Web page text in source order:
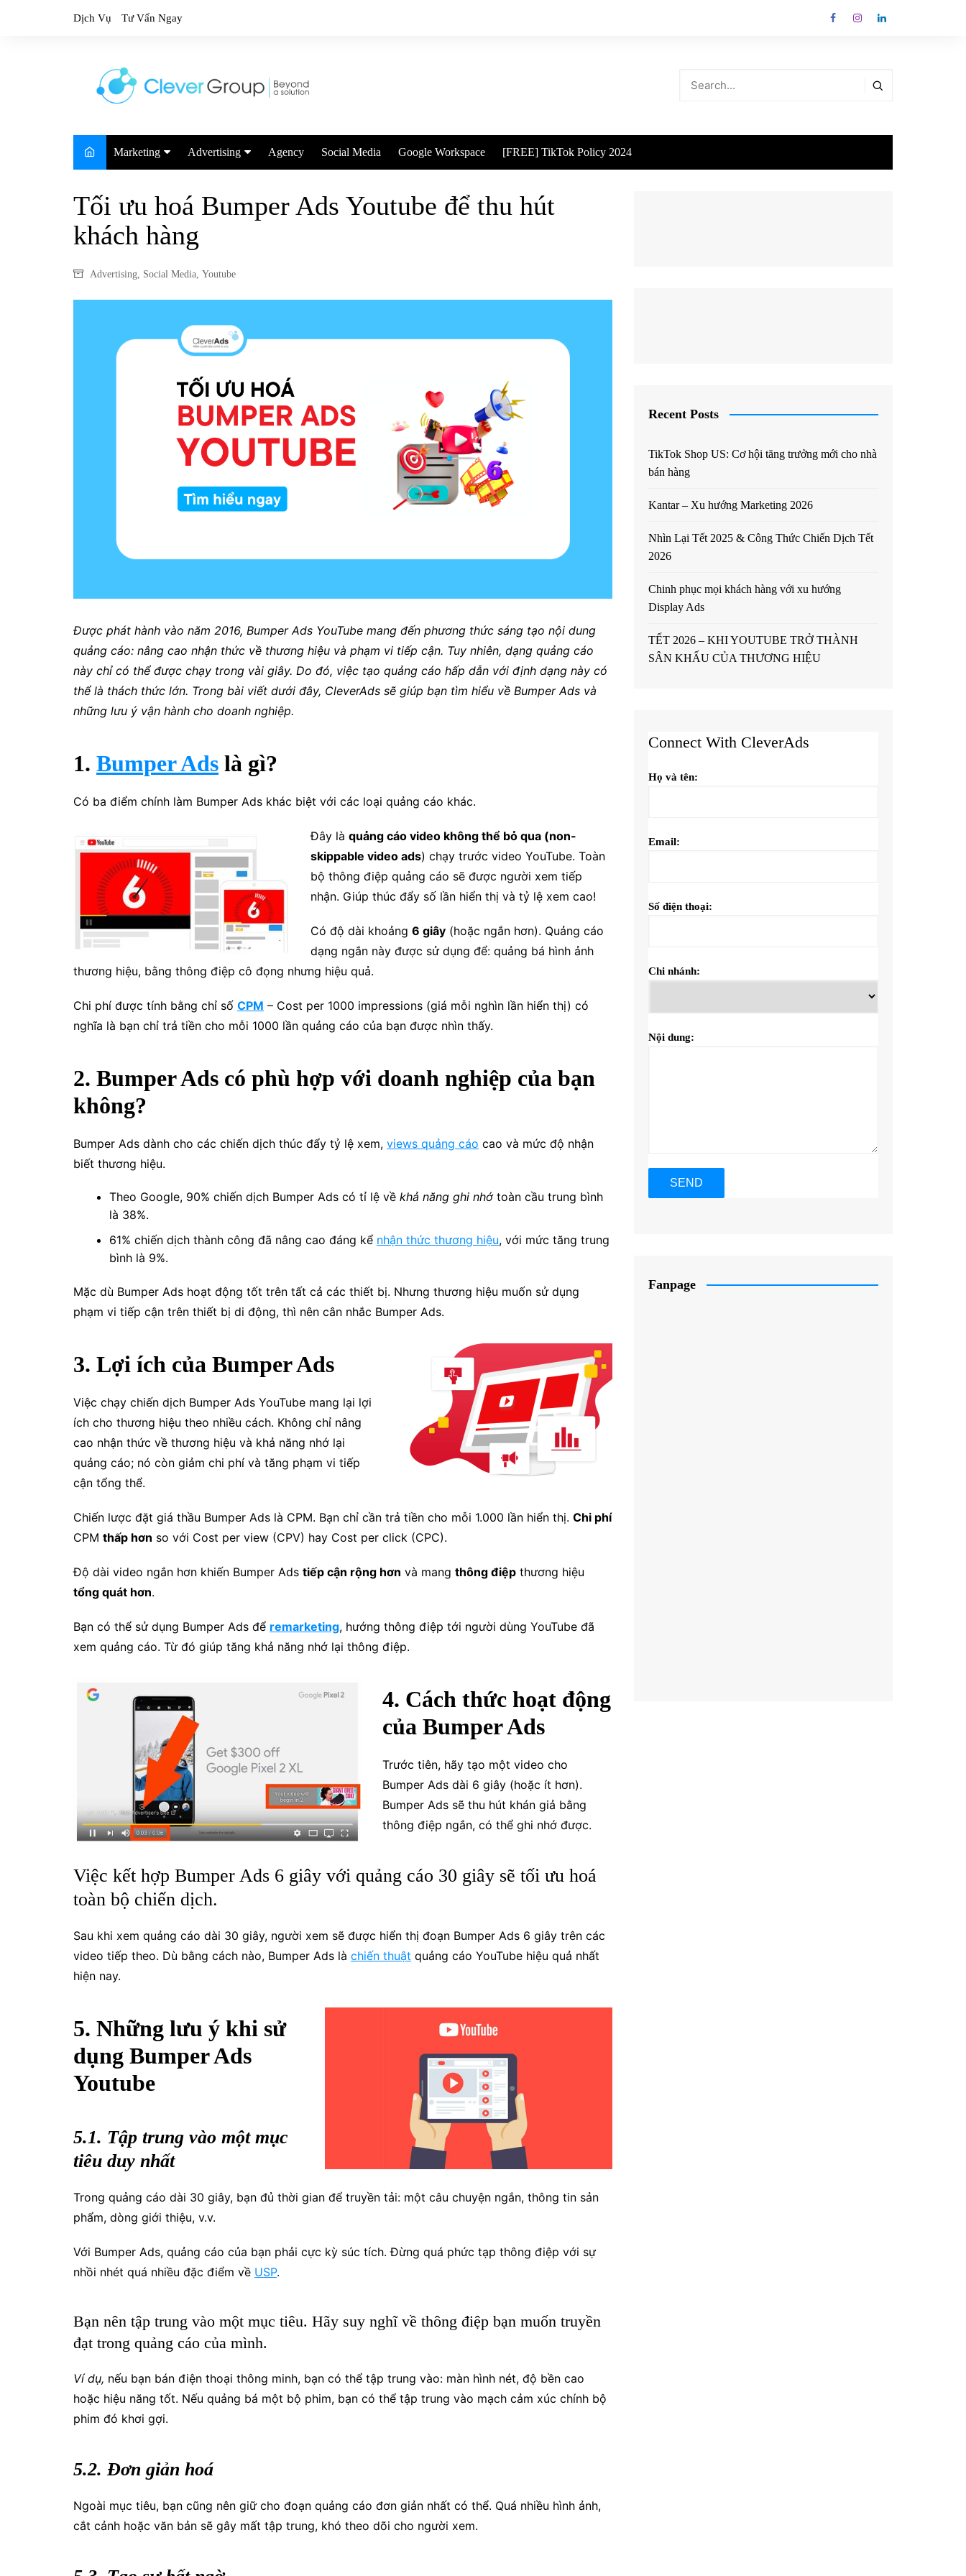
Dịch Vụ Tư Vấn Ngay
Marketing
Marketing Report
Advertising
TikTok
Facebook
Youtube
Agency Social Media Google Workspace [FREE] TikTok Policy 2024
Tối ưu hoá Bumper Ads Youtube để thu hút
khách hàng
Advertising Social Media Youtube
Được phát hành vào năm 2016, Bumper Ads YouTube mang đến phương thức sáng tạo nội dung
quảng cáo: nâng cao nhận thức về thương hiệu và phạm vi tiếp cận. Tuy nhiên, dạng quảng cáo
này chỉ có thể được chạy trong vài giây. Do đó, việc tạo quảng cáo hấp dẫn với định dạng này có
thể là thách thức lớn. Trong bài viết dưới đây, CleverAds sẽ giúp bạn tìm hiểu về Bumper Ads và
những lưu ý vận hành cho doanh nghiệp.
1. Bumper Ads là gì?
Có ba điểm chính làm Bumper Ads khác biệt với các loại quảng cáo khác.
Đây là quảng cáo video không thể bỏ qua (non-
skippable video ads) chạy trước video YouTube. Toàn
bộ thông điệp quảng cáo sẽ được người xem tiếp
nhận. Giúp thúc đẩy số lần hiển thị và tỷ lệ xem cao!
Có độ dài khoảng 6 giây (hoặc ngắn hơn). Quảng cáo
dạng ngắn này được sử dụng để: quảng bá hình ảnh
thương hiệu, bằng thông điệp cô đọng nhưng hiệu quả.
Chi phí được tính bằng chỉ số CPM – Cost per 1000 impressions (giá mỗi nghìn lần hiển thị) có
nghĩa là bạn chỉ trả tiền cho mỗi 1000 lần quảng cáo của bạn được nhìn thấy.
2. Bumper Ads có phù hợp với doanh nghiệp của bạn
không?
Bumper Ads dành cho các chiến dịch thúc đẩy tỷ lệ xem, views quảng cáo cao và mức độ nhận
biết thương hiệu.
Theo Google, 90% chiến dịch Bumper Ads có tỉ lệ về khả năng ghi nhớtoàn cầu trung bình
là 38%.
61% chiến dịch thành công đã nâng cao đáng kể nhận thức thương hiệu, với mức tăng trung
bình là 9%.
Mặc dù Bumper Ads hoạt động tốt trên tất cả các thiết bị. Nhưng thương hiệu muốn sử dụng
phạm vi tiếp cận trên thiết bị di động, thì nên cân nhắc Bumper Ads.
3. Lợi ích của Bumper Ads
Việc chạy chiến dịch Bumper Ads YouTube mang lại lợi
ích cho thương hiệu theo nhiều cách. Không chỉ nâng
cao nhận thức về thương hiệu và khả năng nhớ lại
quảng cáo; nó còn giảm chi phí và tăng phạm vi tiếp
cận tổng thể.
Chiến lược đặt giá thầu Bumper Ads là CPM. Bạn chỉ cần trả tiền cho mỗi 1.000 lần hiển thị. Chi phí
CPM thấp hơn so với Cost per view (CPV) hay Cost per click (CPC).
Độ dài video ngắn hơn khiến Bumper Ads tiếp cận rộng hơn và mang thông điệp thương hiệu
tổng quát hơn.
Bạn có thể sử dụng Bumper Ads để remarketing, hướng thông điệp tới người dùng YouTube đã
xem quảng cáo. Từ đó giúp tăng khả năng nhớ lại thông điệp.
4. Cách thức hoạt động
của Bumper Ads
Trước tiên, hãy tạo một video cho
Bumper Ads dài 6 giây (hoặc ít hơn).
Bumper Ads sẽ thu hút khán giả bằng
thông điệp ngắn, có thể ghi nhớ được.
Việc kết hợp Bumper Ads 6 giây với quảng cáo 30 giây sẽ tối ưu hoá
toàn bộ chiến dịch.
Sau khi xem quảng cáo dài 30 giây, người xem sẽ được hiển thị đoạn Bumper Ads 6 giây trên các
video tiếp theo. Dù bằng cách nào, Bumper Ads là chiến thuật quảng cáo YouTube hiệu quả nhất
hiện nay.
5. Những lưu ý khi sử
dụng Bumper Ads
Youtube
5.1. Tập trung vào một mục
tiêu duy nhất
Trong quảng cáo dài 30 giây, bạn đủ thời gian để truyền tải: một câu chuyện ngắn, thông tin sản
phẩm, dòng giới thiệu, v.v.
Với Bumper Ads, quảng cáo của bạn phải cực kỳ súc tích. Đừng quá phức tạp thông điệp với sự
nhồi nhét quá nhiều đặc điểm về USP.
Bạn nên tập trung vào một mục tiêu. Hãy suy nghĩ về thông điệp bạn muốn truyền
đạt trong quảng cáo của mình.
Ví dụ, nếu bạn bán điện thoại thông minh, bạn có thể tập trung vào: màn hình nét, độ bền cao
hoặc hiệu năng tốt. Nếu quảng bá một bộ phim, bạn có thể tập trung vào mạch cảm xúc chính bộ
phim đó khơi gợi.
5.2. Đơn giản hoá
Ngoài mục tiêu, bạn cũng nên giữ cho đoạn quảng cáo đơn giản nhất có thể. Quá nhiều hình ảnh,
cắt cảnh hoặc văn bản sẽ gây mất tập trung, khó theo dõi cho người xem.
Recent Posts
TikTok Shop US: Cơ hội tăng trưởng mới cho nhà
bán hàng
Kantar – Xu hướng Marketing 2026
Nhìn Lại Tết 2025 & Công Thức Chiến Dịch Tết
2026
Chinh phục mọi khách hàng với xu hướng
Display Ads
TẾT 2026 – KHI YOUTUBE TRỞ THÀNH
SÂN KHẤU CỦA THƯƠNG HIỆU
Connect With CleverAds
Họ và tên:
Email:
Số điện thoại:
Chi nhánh:
Nội dung:
Fanpage